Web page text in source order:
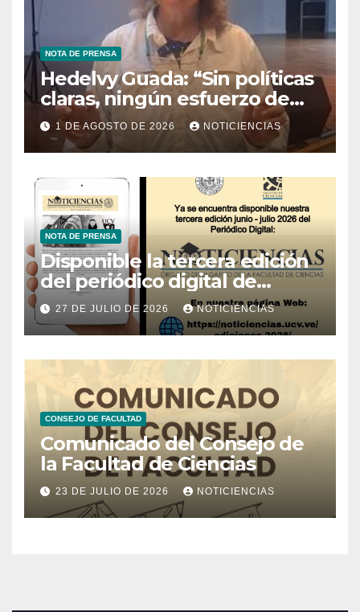
NOTA DE PRENSA
Hedelvy Guada: “Sin políticas
claras, ningún esfuerzo de
conservación rendirá frutos”
1 DE AGOSTO DE 2026 NOTICIENCIAS
NOTA DE PRENSA
Disponible la tercera edición
del periódico digital de
Noticiencias 2026
27 DE JULIO DE 2026 NOTICIENCIAS
CONSEJO DE FACULTAD
Comunicado del Consejo de
la Facultad de Ciencias
23 DE JULIO DE 2026 NOTICIENCIAS